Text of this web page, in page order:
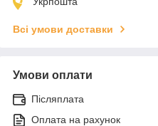
Всі умови доставки
Умови оплати
Післяплата
Оплата на рахунок